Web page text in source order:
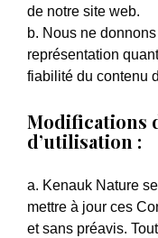
de notre site web.
b. Nous ne
représentation
fiabilité du contenu
Modifications
d’utilisation :
a. Kenauk Nature
mettre à jour ces
et sans préavis.